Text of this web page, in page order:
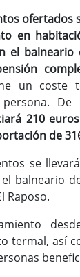
ofertados
en
el balneario
un coste
De
210
de
se
balneario
Raposo.
termal, así